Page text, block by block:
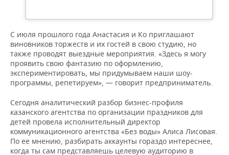
С июля прошлого года Анастасия и Ко приглашают
виновников торжеств и их гостей в свою студию, но
также проводят выездные мероприятия. «Здесь я могу
проявить свою фантазию по оформлению,
экспериментировать, мы придумываем наши шоу-
программы, репетируем», — говорит предприниматель.
Сегодня аналитический разбор бизнес-профиля
казанского агентства по организации праздников для
детей провела исполнительный директор
коммуникационного агентства «Без воды» Алиса Лисовая.
По ее мнению, разбирать аккаунты гораздо интереснее,
когда ты сам представляешь целевую аудиторию в